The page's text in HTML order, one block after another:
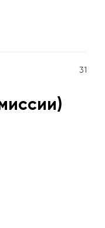
31